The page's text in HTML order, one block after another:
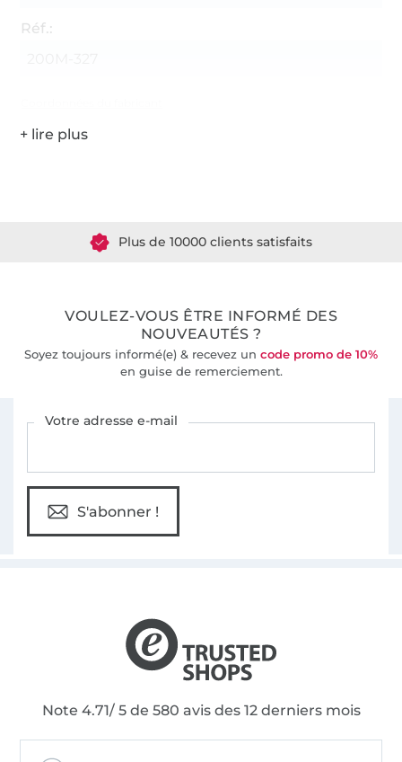
Réf.:
VOULEZ-VOUS ÊTRE INFORMÉ DES
NOUVEAUTÉS ?
Soyez toujours informé(e) & recevez un code promo de 10%
en guise de remerciement.
Votre adresse e-mail
S'abonner !
Note 4.71/ 5 de 580 avis des 12 derniers mois